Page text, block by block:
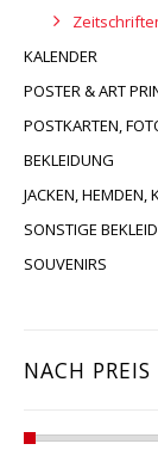
KALENDER
POSTER & ART
POSTKARTEN,
BEKLEIDUNG
JACKEN, HEMDEN,
SONSTIGE
SOUVENIRS
NACH